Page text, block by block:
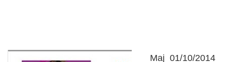
Maj 01/10/2014